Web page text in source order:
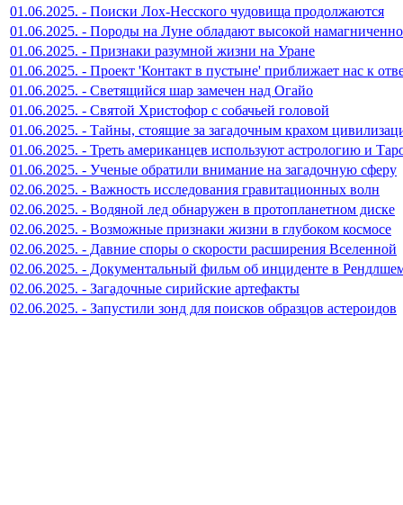
01.06.2025. - Поиски Лох-Несского чудовища продолжаются
01.06.2025. - Породы на Луне обладают высокой
01.06.2025. - Признаки разумной жизни на Уране
01.06.2025. - Проект 'Контакт в пустыне' приближает нас к
01.06.2025. - Светящийся шар замечен над Огайо
01.06.2025. - Святой Христофор с собачьей головой
01.06.2025. - Тайны, стоящие за загадочным крахом
01.06.2025. - Треть американцев используют астрологию и
01.06.2025. - Ученые обратили внимание на загадочную сферу
02.06.2025. - Важность исследования гравитационных волн
02.06.2025. - Водяной лед обнаружен в протопланетном диске
02.06.2025. - Возможные признаки жизни в глубоком космосе
02.06.2025. - Давние споры о скорости расширения Вселенной
02.06.2025. - Документальный фильм об инциденте в
02.06.2025. - Загадочные сирийские артефакты
02.06.2025. - Запустили зонд для поисков образцов астероидов